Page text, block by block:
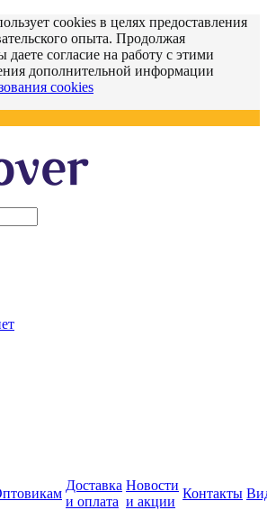
cookies в целях предоставления
опыта. Продолжая
даете согласие на работу с этими
дополнительной информации
cookies
Доставка
и оплата
Новости
и акции
Контакты